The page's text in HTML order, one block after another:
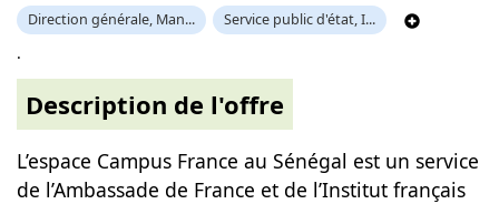
Direction générale, Man... Service public d'état, I...
.
Description de l'offre
L’espace Campus France au Sénégal est un service
de l’Ambassade de France et de l’Institut français